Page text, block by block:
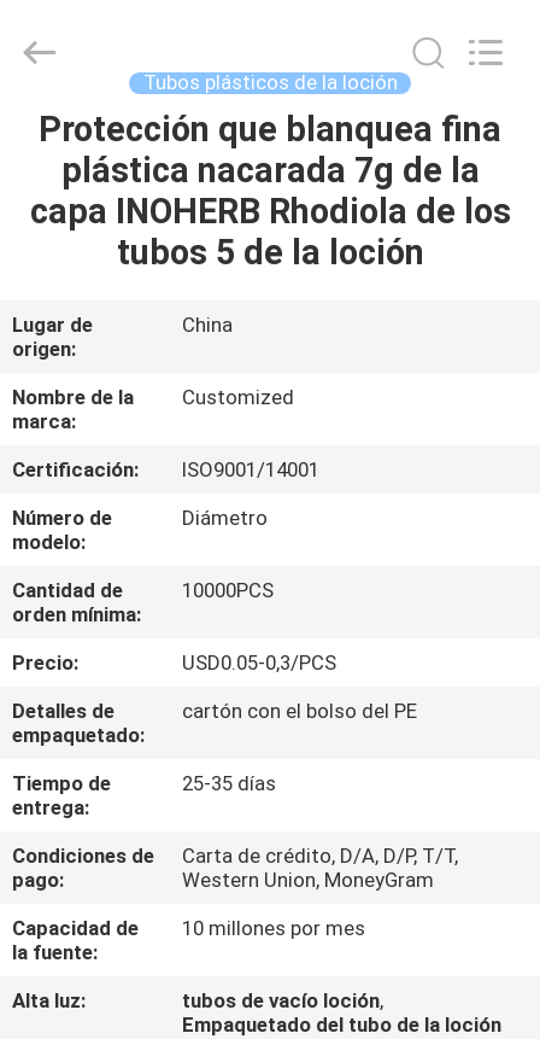
HOGAR
PRODUCTOS
NOSOTROS
VIAJE
DE
LA
FÁBRICA
CONTROL
CALIDAD
ÉNTRENOS
EN
CONTACTO
CON
PIDA
UNA
Copyright
emptycosmetictube.com.
Tubos plásticos de la loción
Protección que blanquea fina
plástica nacarada 7g de la
capa INOHERB Rhodiola de los
tubos 5 de la loción
Lugar de
origen:
China
Nombre de la
marca:
Customized
Certificación:
ISO9001/14001
Número de
modelo:
Diámetro
Cantidad de
orden mínima:
10000PCS
Precio:
USD0.05-0,3/PCS
Detalles de
empaquetado:
cartón con el bolso del PE
Tiempo de
entrega:
25-35 días
Condiciones de
pago:
Carta de crédito, D/A, D/P, T/T,
Western Union, MoneyGram
Capacidad de
la fuente:
10 millones por mes
Alta luz: tubos de vacío loción,
Empaquetado del tubo de la loción